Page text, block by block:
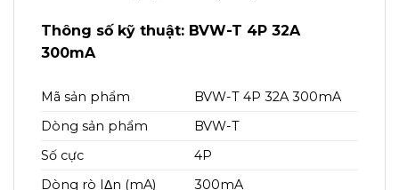
Thông số kỹ thuật: BVW-T 4P 32A
300mA
Mã sản phẩm
BVW-T 4P 32A 300mA
Dòng sản phẩm
BVW-T
Số cực
4P
Dòng rò IΔn (mA)
300mA